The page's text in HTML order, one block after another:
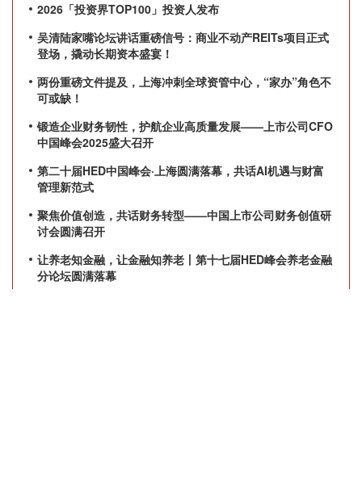
2026「投资界TOP100」投资人发布
吴清陆家嘴论坛讲话重磅信号：商业不动产REITs项目正式
登场，撬动长期资本盛宴！
两份重磅文件提及，上海冲刺全球资管中心，“家办”角色不
可或缺！
锻造企业财务韧性，护航企业高质量发展——上市公司CFO
中国峰会2025盛大召开
第二十届HED中国峰会·上海圆满落幕，共话AI机遇与财富
管理新范式
聚焦价值创造，共话财务转型——中国上市公司财务创值研
讨会圆满召开
让养老知金融，让金融知养老丨第十七届HED峰会养老金融
分论坛圆满落幕